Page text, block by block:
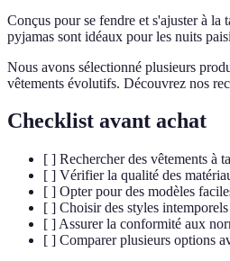
Conçus pour se fendre et s'ajuster à la
pyjamas sont idéaux pour les nuits
Nous avons sélectionné plusieurs
vêtements évolutifs. Découvrez nos
Checklist avant achat
[ ] Rechercher des vêtements à
[ ] Vérifier la qualité des
[ ] Opter pour des modèles
[ ] Choisir des styles intemporels
[ ] Assurer la conformité aux
[ ] Comparer plusieurs options